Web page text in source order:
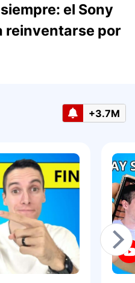
el Sony
reinventarse por
+3.7M